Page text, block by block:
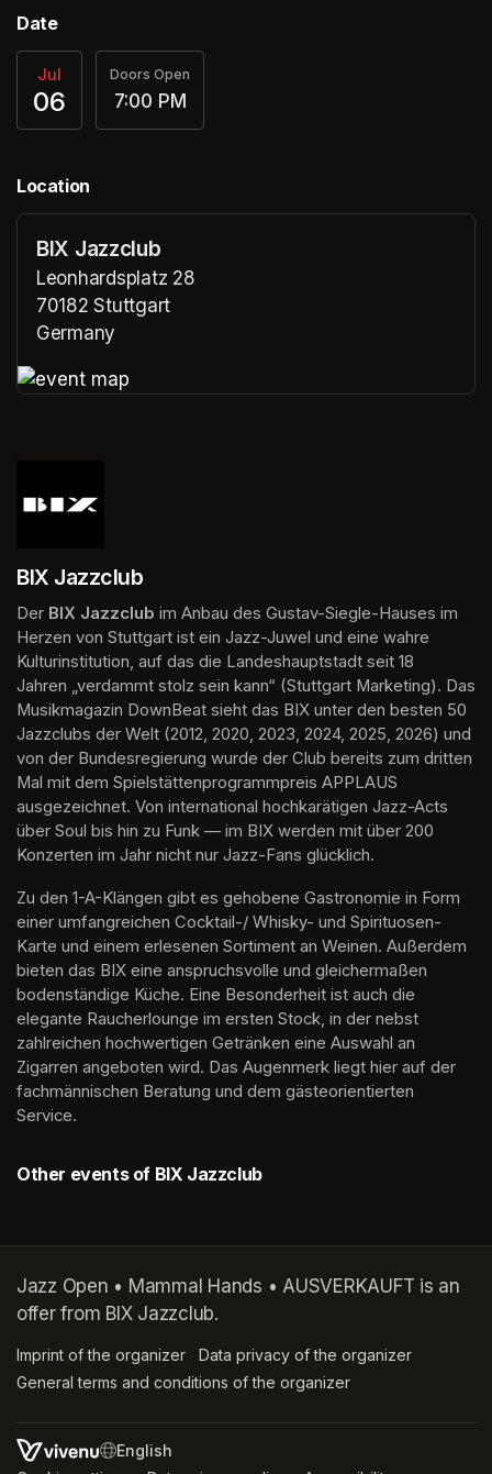
Date
Jul
06
Doors Open
7:00 PM
Location
BIX Jazzclub
Leonhardsplatz 28
70182 Stuttgart
Germany
BIX Jazzclub
Der BIX Jazzclub im Anbau des Gustav-Siegle-Hauses im
Herzen von Stuttgart ist ein Jazz-Juwel und eine wahre
Kulturinstitution, auf das die Landeshauptstadt seit 18
Jahren „verdammt stolz sein kann“ (Stuttgart Marketing). Das
Musikmagazin DownBeat sieht das BIX unter den besten 50
Jazzclubs der Welt (2012, 2020, 2023, 2024, 2025, 2026) und
von der Bundesregierung wurde der Club bereits zum dritten
Mal mit dem Spielstättenprogrammpreis APPLAUS
ausgezeichnet. Von international hochkarätigen Jazz-Acts
über Soul bis hin zu Funk — im BIX werden mit über 200
Konzerten im Jahr nicht nur Jazz-Fans glücklich.
Zu den 1-A-Klängen gibt es gehobene Gastronomie in Form
einer umfangreichen Cocktail-/ Whisky- und Spirituosen-
Karte und einem erlesenen Sortiment an Weinen. Außerdem
bieten das BIX eine anspruchsvolle und gleichermaßen
bodenständige Küche. Eine Besonderheit ist auch die
elegante Raucherlounge im ersten Stock, in der nebst
zahlreichen hochwertigen Getränken eine Auswahl an
Zigarren angeboten wird. Das Augenmerk liegt hier auf der
fachmännischen Beratung und dem gästeorientierten
Service.
Other events of BIX Jazzclub
Jazz Open • Mammal Hands • AUSVERKAUFT is an
offer from BIX Jazzclub.
Imprint of the organizer (opens in a new tab)
Data privacy of the organizer
General terms and conditions of the organizer
SWITCH LANGUAGE